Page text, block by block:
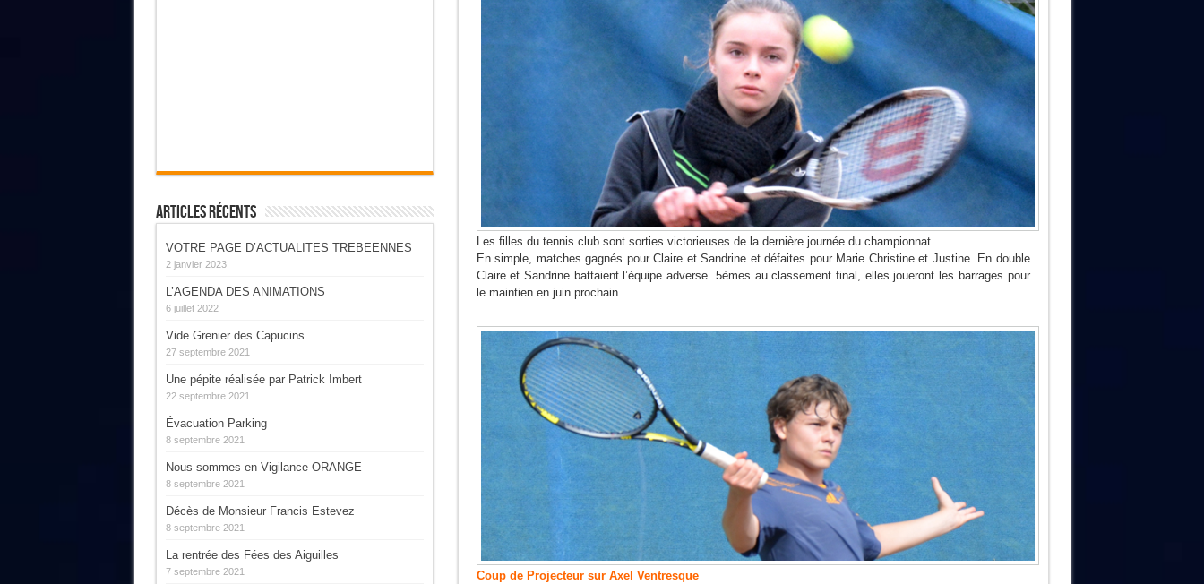
Les filles du tennis club sont sorties victorieuses de la dernière journée du championnat …
En simple, matches gagnés pour Claire et Sandrine et défaites pour Marie Christine et Justine. En double
Claire et Sandrine battaient l’équipe adverse. 5èmes au classement final, elles joueront les barrages pour
le maintien en juin prochain.
Coup de Projecteur sur Axel Ventresque
Articles Récents
VOTRE PAGE D’ACTUALITES TREBEENNES
2 janvier 2023
L’AGENDA DES ANIMATIONS
6 juillet 2022
Vide Grenier des Capucins
27 septembre 2021
Une pépite réalisée par Patrick Imbert
22 septembre 2021
Évacuation Parking
8 septembre 2021
Nous sommes en Vigilance ORANGE
8 septembre 2021
Décès de Monsieur Francis Estevez
8 septembre 2021
La rentrée des Fées des Aiguilles
7 septembre 2021